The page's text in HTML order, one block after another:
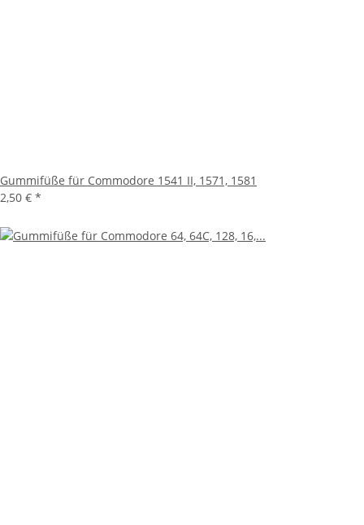
Gummifüße für Commodore 1541 II, 1571, 1581
2,50 € *